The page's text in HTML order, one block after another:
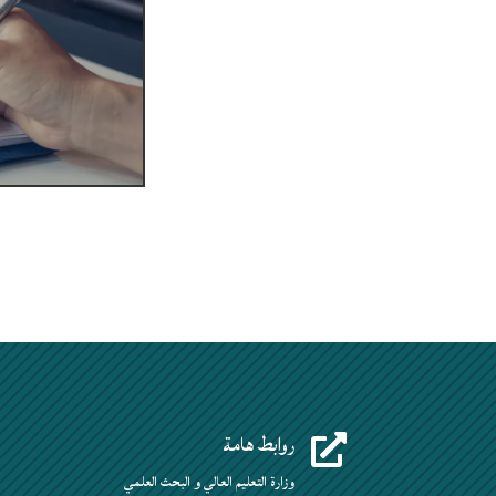
 روابط هامة
وزارة التعليم العالي و البحث العلمي